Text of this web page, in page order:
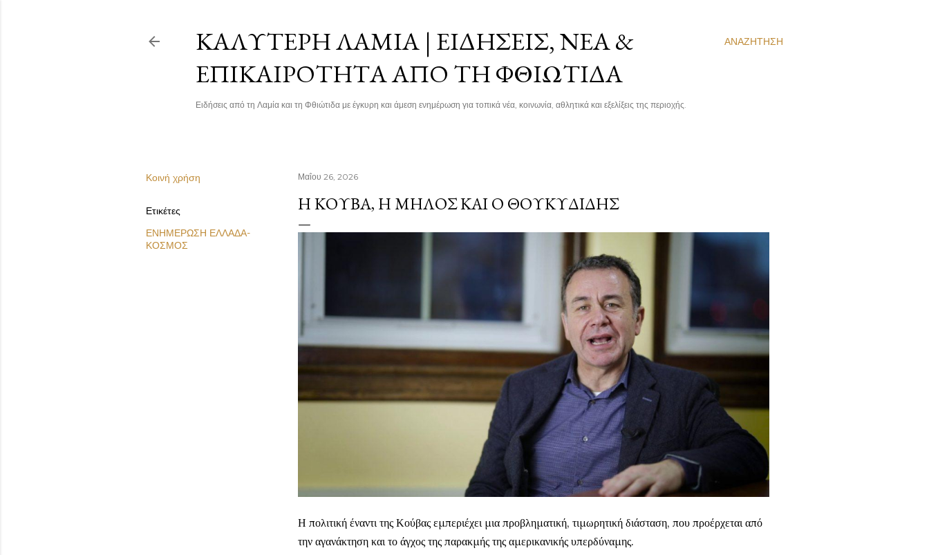
ΑΝΑΖΉΤΗΣΗ
ΚΑΛΎΤΕΡΗ ΛΑΜΊΑ | ΕΙΔΉΣΕΙΣ, ΝΈΑ &
ΕΠΙΚΑΙΡΌΤΗΤΑ ΑΠΌ ΤΗ ΦΘΙΏΤΙΔΑ
Ειδήσεις από τη Λαμία και τη Φθιώτιδα με έγκυρη και άμεση ενημέρωση για τοπικά νέα, κοινωνία, αθλητικά και εξελίξεις της περιοχής.
Κοινή χρήση
Ετικέτες
ΕΝΗΜΕΡΩΣΗ ΕΛΛΑΔΑ-
ΚΟΣΜΟΣ
Μαΐου 26, 2026
Η ΚΟΎΒΑ, Η ΜΉΛΟΣ ΚΑΙ Ο ΘΟΥΚΥΔΊΔΗΣ
Η πολιτική έναντι της Κούβας εμπεριέχει μια προβληματική, τιμωρητική διάσταση, που προέρχεται από
την αγανάκτηση και το άγχος της παρακμής της αμερικανικής υπερδύναμης.